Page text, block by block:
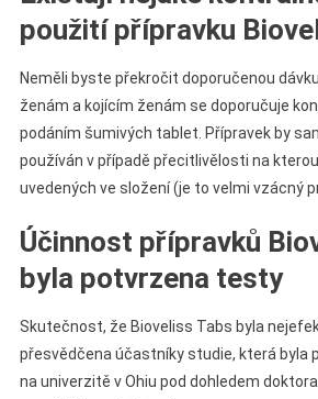
použití přípravku
Neměli byste překročit doporučenou
ženám a kojícím ženám se doporučuje
podáním šumivých tablet. Přípravek by
používán v případě přecitlivělosti na
uvedených ve složení (je to velmi vzácný
Účinnost přípravků
byla potvrzena testy
Skutečnost, že Bioveliss Tabs byla
přesvědčena účastníky studie, která byla
na univerzitě v Ohiu pod dohledem